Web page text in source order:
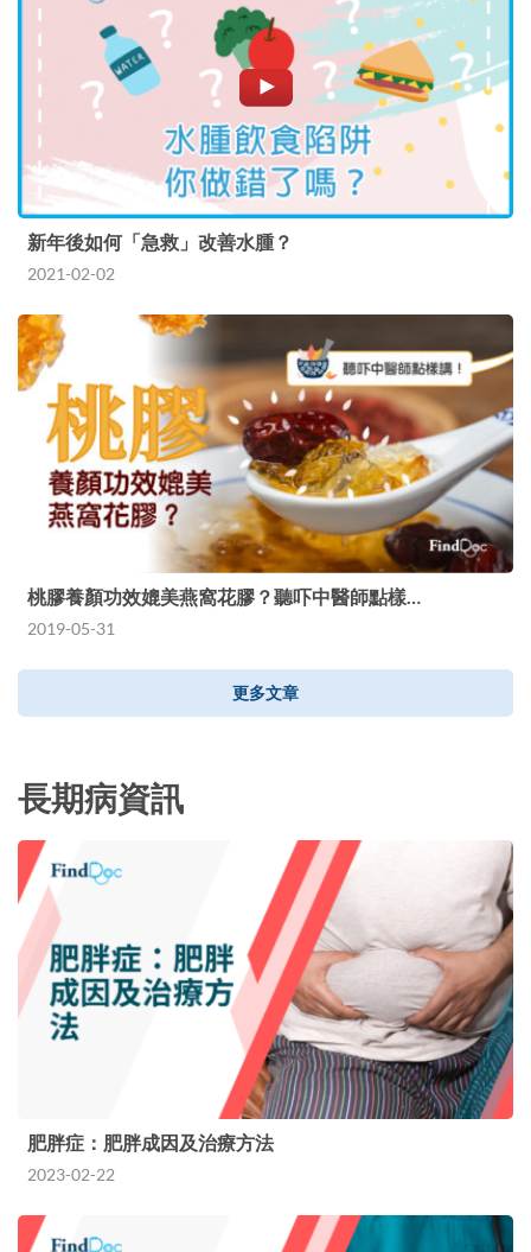
新年後如何「急救」改善水腫？
2021-02-02
桃膠養顏功效媲美燕窩花膠？聽吓中醫師點樣…
2019-05-31
更多文章
長期病資訊
肥胖症：肥胖成因及治療方法
2023-02-22